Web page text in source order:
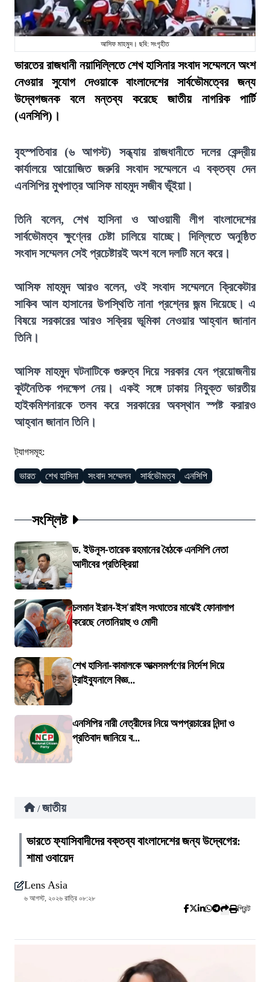
আসিফ মাহমুদ। ছবি: সংগৃহীত
ভারতের রাজধানী নয়াদিল্লিতে শেখ হাসিনার সংবাদ সম্মেলনে অংশ
নেওয়ার সুযোগ দেওয়াকে বাংলাদেশের সার্বভৌমত্বের জন্য
উদ্বেগজনক বলে মন্তব্য করেছে জাতীয় নাগরিক পার্টি
(এনসিপি)।
বৃহস্পতিবার (৬ আগস্ট) সন্ধ্যায় রাজধানীতে দলের কেন্দ্রীয়
কার্যালয়ে আয়োজিত জরুরি সংবাদ সম্মেলনে এ বক্তব্য দেন
এনসিপির মুখপাত্র আসিফ মাহমুদ সজীব ভূঁইয়া।
তিনি বলেন, শেখ হাসিনা ও আওয়ামী লীগ বাংলাদেশের
সার্বভৌমত্ব ক্ষুণ্নের চেষ্টা চালিয়ে যাচ্ছে। দিল্লিতে অনুষ্ঠিত
সংবাদ সম্মেলন সেই প্রচেষ্টারই অংশ বলে দলটি মনে করে।
আসিফ মাহমুদ আরও বলেন, ওই সংবাদ সম্মেলনে ক্রিকেটার
সাকিব আল হাসানের উপস্থিতি নানা প্রশ্নের জন্ম দিয়েছে। এ
বিষয়ে সরকারের আরও সক্রিয় ভূমিকা নেওয়ার আহ্বান জানান
তিনি।
আসিফ মাহমুদ ঘটনাটিকে গুরুত্ব দিয়ে সরকার যেন প্রয়োজনীয়
কূটনৈতিক পদক্ষেপ নেয়। একই সঙ্গে ঢাকায় নিযুক্ত ভারতীয়
হাইকমিশনারকে তলব করে সরকারের অবস্থান স্পষ্ট করারও
আহ্বান জানান তিনি।
ট্যাগসমূহ:
ভারত শেখ হাসিনা সংবাদ সম্মেলন সার্বভৌমত্ব এনসিপি
সংশ্লিষ্ট
ড. ইউনূস-তারেক রহমানের বৈঠকে এনসিপি নেতা
আদীবের প্রতিক্রিয়া
চলমান ইরান-ইস'রাইল সংঘাতের মাঝেই ফোনালাপ
করেছে নেতানিয়াহু ও মোদী
শেখ হাসিনা-কামালকে আত্মসমর্পণের নির্দেশ দিয়ে
ট্রাইব্যুনালে বিজ্ঞ...
এনসিপির নারী নেত্রীদের নিয়ে অপপ্রচারের নিন্দা ও
প্রতিবাদ জানিয়ে ব...
/ জাতীয়
ভারতে ফ্যাসিবাদীদের বক্তব্য বাংলাদেশের জন্য উদ্বেগের:
শামা ওবায়েদ
Lens Asia
৬ আগস্ট, ২০২৬ রাত্রি ০৮:২৮
প্রিন্ট